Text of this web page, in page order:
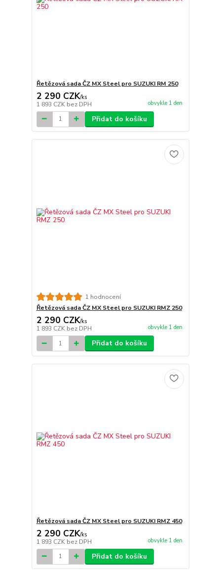
Řetězová sada ČZ MX Steel pro SUZUKI RM 250
2 290 CZK/ks
1 893 CZK bez DPH obvykle 1 den
Přidat do košíku
1 hodnocení
Řetězová sada ČZ MX Steel pro SUZUKI RMZ 250
2 290 CZK/ks
1 893 CZK bez DPH obvykle 1 den
Přidat do košíku
Řetězová sada ČZ MX Steel pro SUZUKI RMZ 450
2 290 CZK/ks
1 893 CZK bez DPH obvykle 1 den
Přidat do košíku